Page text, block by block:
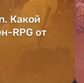
Какой
RPG от